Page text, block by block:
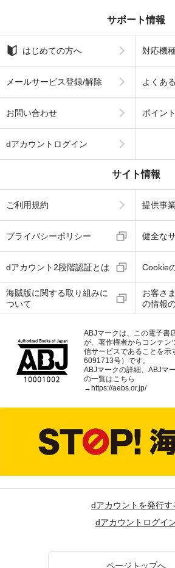
サポート情報
はじめての方へ 対応機
メールサービス登録/解除 よくあ
お問い合わせ ポイン
dアカウントログイン
サイト情報
ご利用規約 提供事
プライバシーポリシー 健全な
dアカウント2段階認証とは Cookie
海賊版に関する取り組みに
ついて
お客さ
の情報
ABJマークは、この電子書
が、著作権者からコンテン
信サービスであることを示
6091713号）です。
ABJマークの詳細、ABJマ
の一覧はこちら
→ https://aebs.or.jp/
dアカウントを発行す
dアカウントログイ
ページトップへ